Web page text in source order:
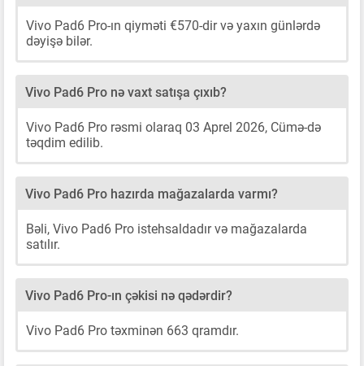
Vivo Pad6 Pro-ın qiyməti €570-dir və yaxın günlərdə
dəyişə bilər.
Vivo Pad6 Pro nə vaxt satışa çıxıb?
Vivo Pad6 Pro rəsmi olaraq 03 Aprel 2026, Cümə-də
təqdim edilib.
Vivo Pad6 Pro hazırda mağazalarda varmı?
Bəli, Vivo Pad6 Pro istehsaldadır və mağazalarda
satılır.
Vivo Pad6 Pro-ın çəkisi nə qədərdir?
Vivo Pad6 Pro təxminən 663 qramdır.